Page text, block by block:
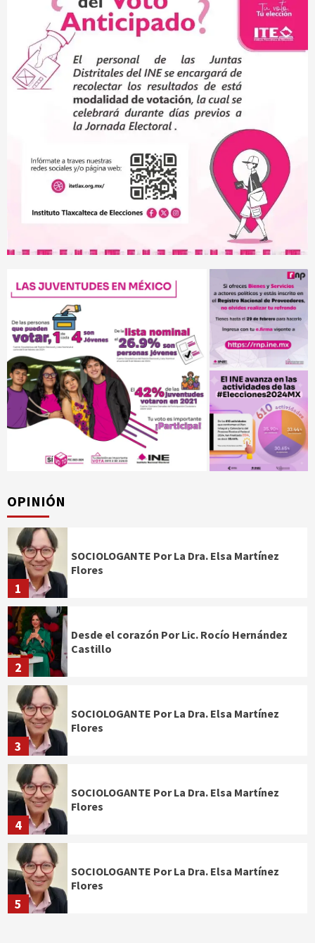
OPINIÓN
1
SOCIOLOGANTE Por La Dra. Elsa Martínez
Flores
2
Desde el corazón Por Lic. Rocío Hernández
Castillo
3
SOCIOLOGANTE Por La Dra. Elsa Martínez
Flores
4
SOCIOLOGANTE Por La Dra. Elsa Martínez
Flores
5
SOCIOLOGANTE Por La Dra. Elsa Martínez
Flores